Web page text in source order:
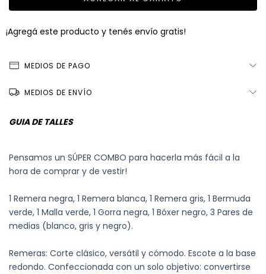
¡Agregá este producto y tenés envío gratis!
MEDIOS DE PAGO
MEDIOS DE ENVÍO
GUIA DE TALLES
Pensamos un SÚPER COMBO para hacerla más fácil a la
hora de comprar y de vestir!
1 Remera negra, 1 Remera blanca, 1 Remera gris, 1 Bermuda
verde, 1 Malla verde, 1 Gorra negra, 1 Bóxer negro, 3 Pares de
medias (blanco, gris y negro).
Remeras: Corte clásico, versátil y cómodo. Escote a la base
redondo. Confeccionada con un solo objetivo: convertirse